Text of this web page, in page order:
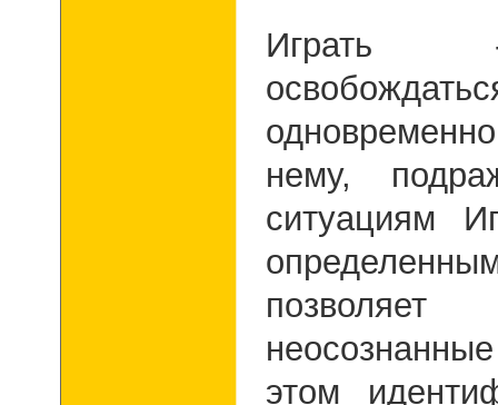
Играть
нему,
ситуациям
этом